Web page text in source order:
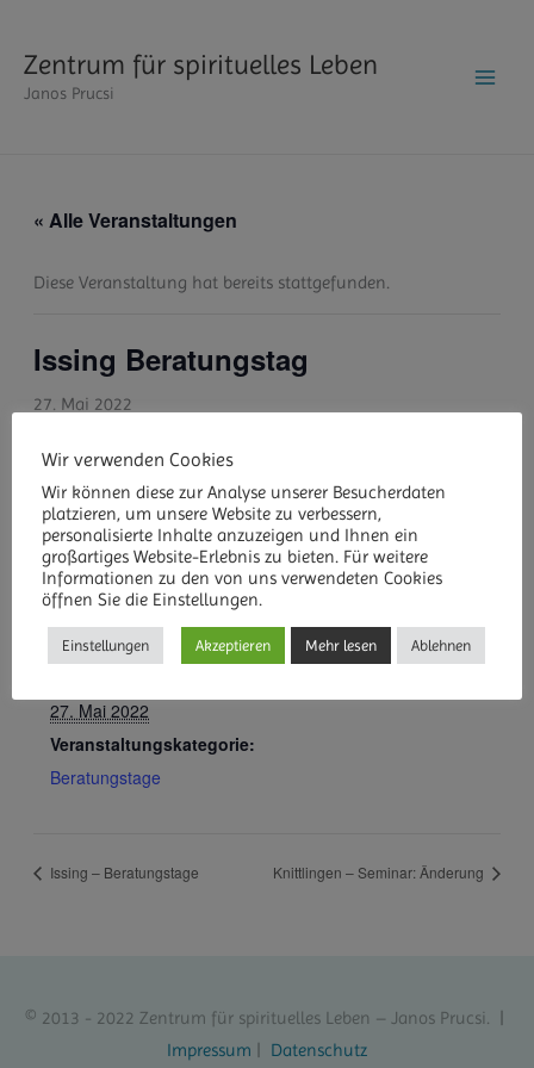
springen
Zentrum für spirituelles Leben
Janos Prucsi
« Alle Veranstaltungen
Diese Veranstaltung hat bereits stattgefunden.
Issing Beratungstag
27. Mai 2022
ZUM KALENDER HINZUFÜGEN
DETAILS
27. Mai 2022
Veranstaltungskategorie:
Beratungstage
Issing – Beratungstage Knittlingen – Seminar: Änderung
© 2013 - 2022 Zentrum für spirituelles Leben – Janos Prucsi. |
Impressum
Datenschutz
Wir verwenden Cookies
Wir können diese zur Analyse unserer Besucherdaten
platzieren, um unsere Website zu verbessern,
personalisierte Inhalte anzuzeigen und Ihnen ein
großartiges Website-Erlebnis zu bieten. Für weitere
Informationen zu den von uns verwendeten Cookies
öffnen Sie die Einstellungen.
Einstellungen Akzeptieren Mehr lesen Ablehnen